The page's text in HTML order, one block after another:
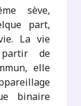
sève,
part,
La vie
partir de
elle
binaire